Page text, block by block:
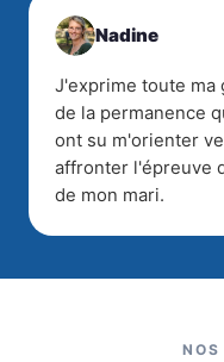
Nadine
J'exprime toute ma
de la permanence
ont su m'orienter
affronter l'épreuve
de mon mari.
NOS